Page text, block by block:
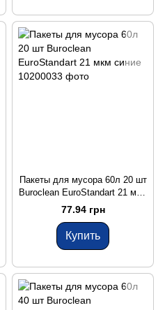
Пакеты для мусора 60л 20 шт
Buroclean EuroStandart 21 мкм
синие
77.94 грн
Купить